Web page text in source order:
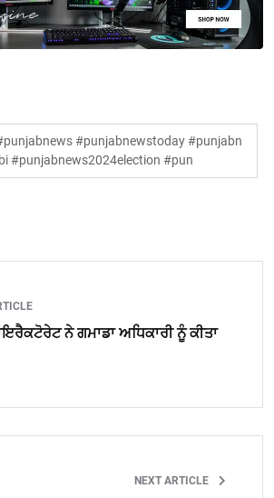
#punjabnewstoday #punjabn
#punjabnews2024election #pun
ਨੇ ਗਮਾਡਾ ਅਧਿਕਾਰੀ ਨੂੰ ਕੀਤਾ
NEXT ARTICLE